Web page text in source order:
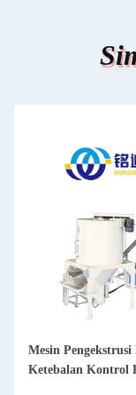
Mesin
Ketebalan Kontrol